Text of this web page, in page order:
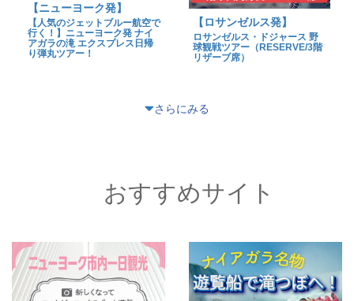
【ニューヨーク発】
【人気のジェットブルー航空で
行く！】ニューヨーク発 ナイ
アガラの滝 エクスプレス日帰
り弾丸ツアー！
【ロサンゼルス発】
ロサンゼルス・ドジャース 野
球観戦ツアー（RESERVE/3階
リザーブ席）
さらにみる
おすすめサイト